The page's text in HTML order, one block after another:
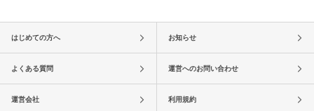
はじめての方へ お知らせ
よくある質問 運営へのお問い合わせ
運営会社 利用規約